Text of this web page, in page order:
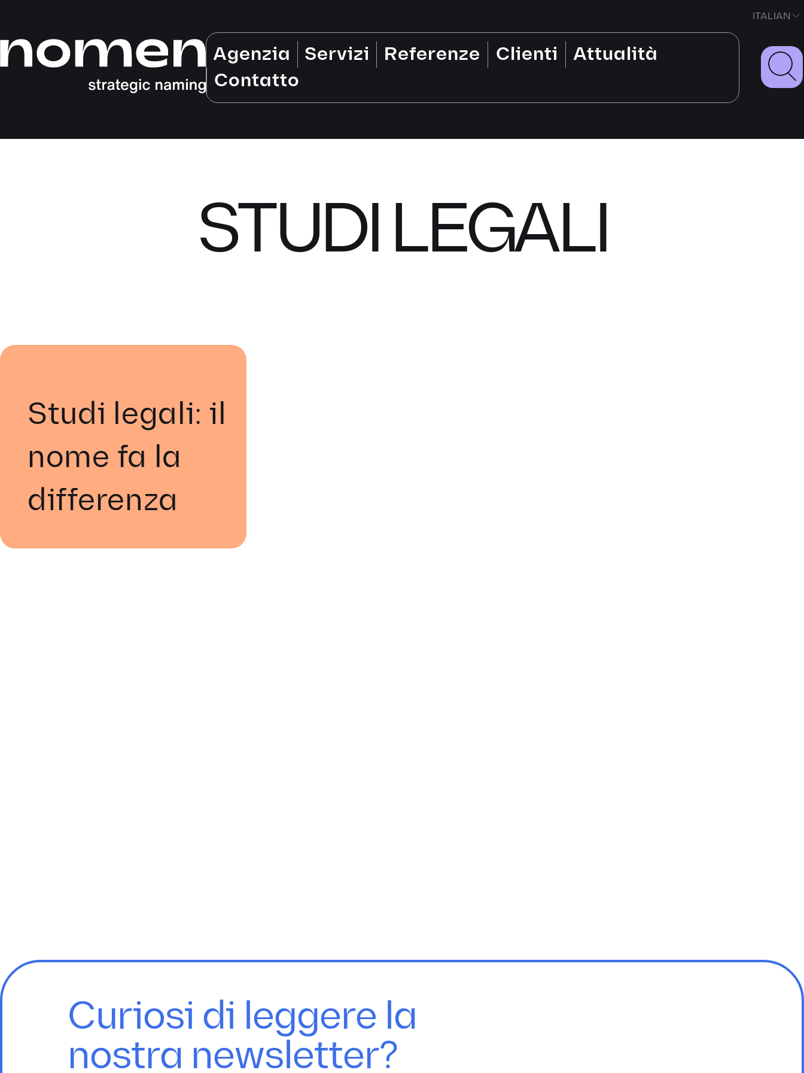
Agenzia Servizi Referenze Clienti
Attualità
Contatto
ITALIAN
STUDI LEGALI
Studi legali: il
nome fa la
differenza
Curiosi di leggere la
nostra newsletter?